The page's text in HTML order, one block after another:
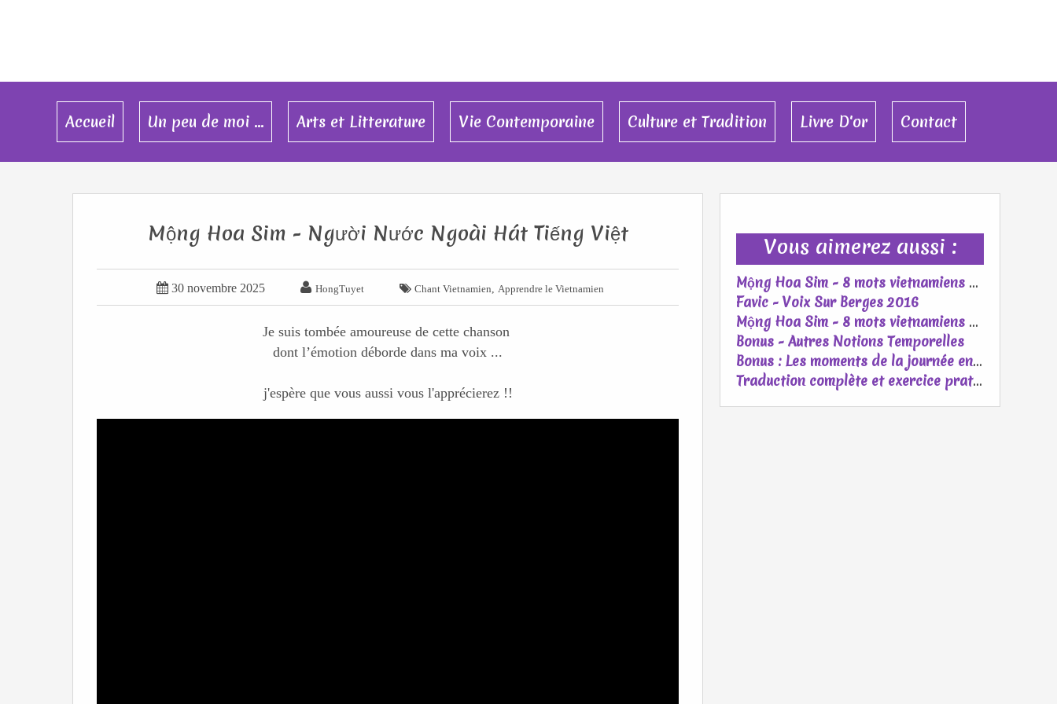
Accueil Un peu de moi ... Arts et Litterature Vie Contemporaine Culture et Tradition Livre D'or Contact
Vous aimerez aussi :
Mộng Hoa Sim - 8 mots vietnamiens pour raconter l’amour et le mariage
Favic - Voix Sur Berges 2016
Mộng Hoa Sim - 8 mots vietnamiens pour raconter l’amour et le mariage
Bonus - Autres Notions Temporelles
Bonus : Les moments de la journée en vietnamien – Buổi trong ngày
Traduction complète et exercice pratique : "7 Ngày Đợi Mong"
Mộng Hoa Sim - Người Nước Ngoài Hát Tiếng Việt
 30 novembre 2025  HongTuyet  Chant Vietnamien Apprendre le Vietnamien
Je suis tombée amoureuse de cette chanson
dont l’émotion déborde dans ma voix ...
j'espère que vous aussi vous l'apprécierez !!